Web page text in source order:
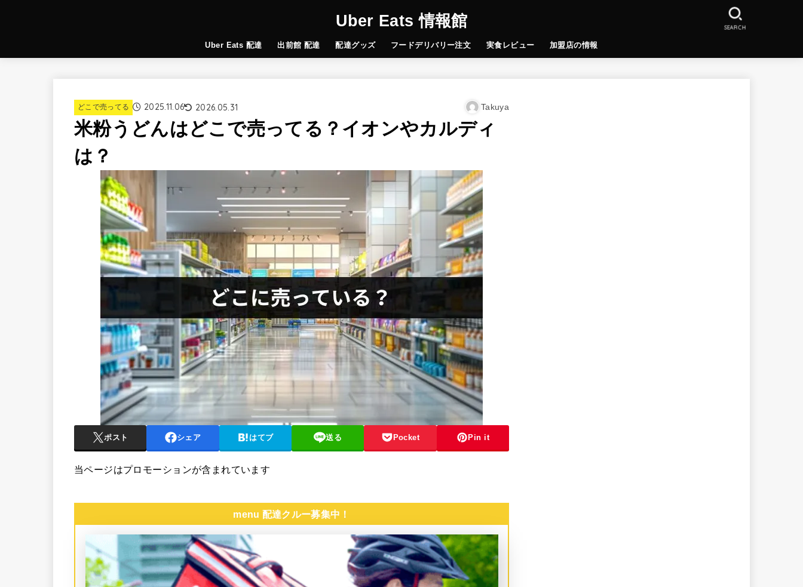
Uber Eats 情報館
Uber Eats 配達 出前館 配達 配達グッズ フードデリバリー注文 実食レビュー 加盟店の情報
SEARCH
どこで売ってる 2025.11.06 2026.05.31 Takuya
米粉うどんはどこで売ってる？イオンやカルディ
は？
ポスト シェア はてブ 送る Pocket Pin it
当ページはプロモーションが含まれています
menu 配達クルー募集中！